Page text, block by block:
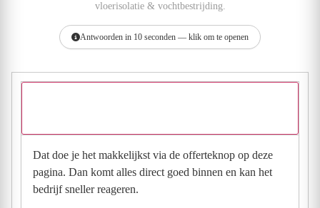
vloerisolatie & vochtbestrijding.
Antwoorden in 10 seconden — klik om te openen
Dat doe je het makkelijkst via de offerteknop op deze
pagina. Dan komt alles direct goed binnen en kan het
bedrijf sneller reageren.